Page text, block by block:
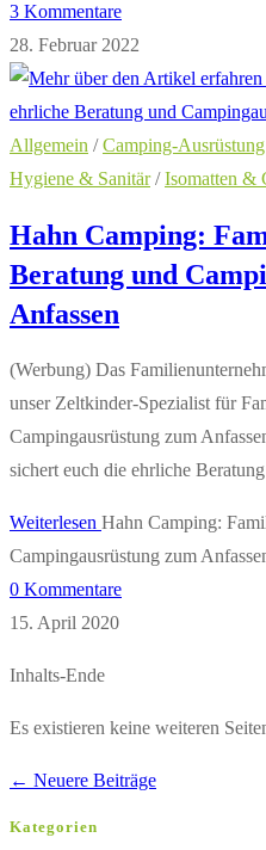
3 Kommentare
28. Februar 2022
Allgemein /Camping-Ausrüstung
Hygiene & Sanitär/Isomatten &
Hahn Camping:
Beratung und
Anfassen
(Werbung) Das
unser Zeltkinder-Spezialist für
Campingausrüstung zum
sichert euch die ehrliche
Weiterlesen Hahn Camping:
Campingausrüstung zum
0 Kommentare
15. April 2020
Inhalts-Ende
Es existieren keine weiteren
← Neuere Beiträge
Kategorien